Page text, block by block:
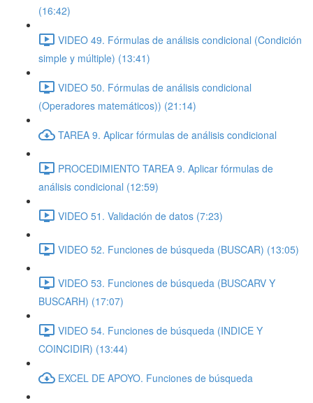
(16:42)
VIDEO 49. Fórmulas de análisis condicional (Condición
simple y múltiple) (13:41)
VIDEO 50. Fórmulas de análisis condicional
(Operadores matemáticos)) (21:14)
TAREA 9. Aplicar fórmulas de análisis condicional
PROCEDIMIENTO TAREA 9. Aplicar fórmulas de
análisis condicional (12:59)
VIDEO 51. Validación de datos (7:23)
VIDEO 52. Funciones de búsqueda (BUSCAR) (13:05)
VIDEO 53. Funciones de búsqueda (BUSCARV Y
BUSCARH) (17:07)
VIDEO 54. Funciones de búsqueda (INDICE Y
COINCIDIR) (13:44)
EXCEL DE APOYO. Funciones de búsqueda